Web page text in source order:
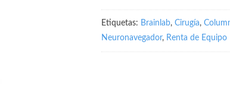
Etiquetas: Brainlab,Cirugía,
Neuronavegador, Renta de Equipo